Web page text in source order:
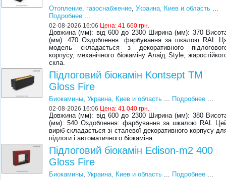
Отопление, газоснабжение,Украина, Киев и область ...
Подробнее ...
02-08-2026 16:06 Цена:41 660 грн.
Довжина (мм): від 600 до 2300 Ширина (мм): 370
(мм): 470 Оздоблення: фарбування за шкалою RAL
модель складається з декоративного
корпусу, механічного біокаміну Алаід Style,
скла.
Підлоговий біокамін Kontsept ТМ
Gloss Fire
Биокамины,Украина, Киев и область ... Подробнее ...
02-08-2026 16:06 Цена:41 040 грн.
Довжина (мм): від 600 до 2300 Ширина (мм): 380
(мм): 540 Оздоблення: фарбування за шкалою RAL
виріб складається зі сталевої декоративного корпусу
підлоги і автоматичного біокаміна.
Підлоговий біокамін Edison-m2 400
Gloss Fire
Биокамины,Украина, Киев и область ... Подробнее ...